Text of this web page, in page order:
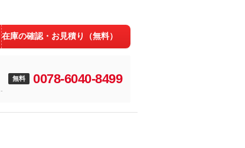
在庫の確認・お見積り（無料）
無料 0078-6040-8499